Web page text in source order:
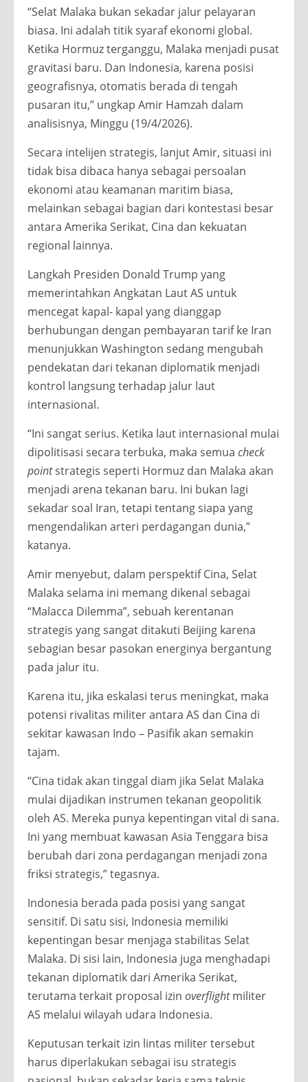
“Selat Malaka bukan sekadar jalur pelayaran
biasa. Ini adalah titik syaraf ekonomi global.
Ketika Hormuz terganggu, Malaka menjadi pusat
gravitasi baru. Dan Indonesia, karena posisi
geografisnya, otomatis berada di tengah
pusaran itu,” ungkap Amir Hamzah dalam
analisisnya, Minggu (19/4/2026).
Secara intelijen strategis, lanjut Amir, situasi ini
tidak bisa dibaca hanya sebagai persoalan
ekonomi atau keamanan maritim biasa,
melainkan sebagai bagian dari kontestasi besar
antara Amerika Serikat, Cina dan kekuatan
regional lainnya.
Langkah Presiden Donald Trump yang
memerintahkan Angkatan Laut AS untuk
mencegat kapal- kapal yang dianggap
berhubungan dengan pembayaran tarif ke Iran
menunjukkan Washington sedang mengubah
pendekatan dari tekanan diplomatik menjadi
kontrol langsung terhadap jalur laut
internasional.
“Ini sangat serius. Ketika laut internasional mulai
dipolitisasi secara terbuka, maka semua check
pointstrategis seperti Hormuz dan Malaka akan
menjadi arena tekanan baru. Ini bukan lagi
sekadar soal Iran, tetapi tentang siapa yang
mengendalikan arteri perdagangan dunia,”
katanya.
Amir menyebut, dalam perspektif Cina, Selat
Malaka selama ini memang dikenal sebagai
“Malacca Dilemma”, sebuah kerentanan
strategis yang sangat ditakuti Beijing karena
sebagian besar pasokan energinya bergantung
pada jalur itu.
Karena itu, jika eskalasi terus meningkat, maka
potensi rivalitas militer antara AS dan Cina di
sekitar kawasan Indo – Pasifik akan semakin
tajam.
“Cina tidak akan tinggal diam jika Selat Malaka
mulai dijadikan instrumen tekanan geopolitik
oleh AS. Mereka punya kepentingan vital di sana.
Ini yang membuat kawasan Asia Tenggara bisa
berubah dari zona perdagangan menjadi zona
friksi strategis,” tegasnya.
Indonesia berada pada posisi yang sangat
sensitif. Di satu sisi, Indonesia memiliki
kepentingan besar menjaga stabilitas Selat
Malaka. Di sisi lain, Indonesia juga menghadapi
tekanan diplomatik dari Amerika Serikat,
terutama terkait proposal izin overflightmiliter
AS melalui wilayah udara Indonesia.
Keputusan terkait izin lintas militer tersebut
harus diperlakukan sebagai isu strategis